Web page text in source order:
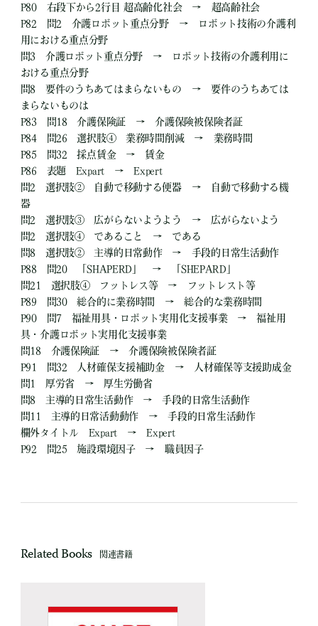
P80 右段下から2行目 超高齢化社会 → 超高齢社会
P82 問2 介護ロボット重点分野 → ロボット技術の介護利
用における重点分野
問3 介護ロボット重点分野 → ロボット技術の介護利用に
おける重点分野
問8 要件のうちあてはまらないもの → 要件のうちあては
まらないものは
P83 問18 介護保険証 → 介護保険被保険者証
P84 問26 選択肢④ 業務時間削減 → 業務時間
P85 問32 採点賃金 → 賃金
P86 表題 Expart → Expert
問2 選択肢② 自動で移動する便器 → 自動で移動する機
器
問2 選択肢③ 広がらないようよう → 広がらないよう
問2 選択肢④ であること → である
問8 選択肢② 主導的日常動作 → 手段的日常生活動作
P88 問20 「SHAPERD」 → 「SHEPARD」
問21 選択肢④ フットレス等 → フットレスト等
P89 問30 総合的に業務時間 → 総合的な業務時間
P90 問7 福祉用具・ロボット実用化支援事業 → 福祉用
具・介護ロボット実用化支援事業
問18 介護保険証 → 介護保険被保険者証
P91 問32 人材確保支援補助金 → 人材確保等支援助成金
問1 厚労省 → 厚生労働省
問8 主導的日常生活動作 → 手段的日常生活動作
問11 主導的日常活動動作 → 手段的日常生活動作
欄外タイトル Expart → Expert
P92 問25 施設環境因子 → 職員因子
Related Books 関連書籍